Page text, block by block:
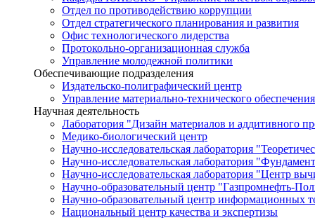
Отдел по противодействию коррупции
Отдел стратегического планирования и развития
Офис технологического лидерства
Протокольно-организационная служба
Управление молодежной политики
Обеспечивающие подразделения
Издательско-полиграфический центр
Управление материально-технического обеспечения
Научная деятельность
Лаборатория "Дизайн материалов и аддитивного
Медико-биологический центр
Научно-исследовательская лаборатория
Научно-исследовательская лаборатория
Научно-исследовательская лаборатория "Центр
Научно-образовательный центр "Газпромнефть-
Научно-образовательный центр информационных
Национальный центр качества и экспертизы